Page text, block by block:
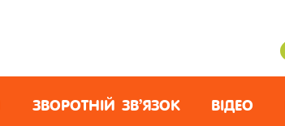
ЗВОРОТНІЙ ЗВ’ЯЗОК ВІДЕО